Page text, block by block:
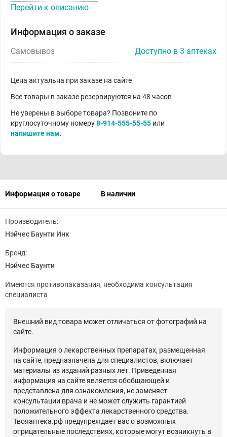
Перейти к описанию
Информация о заказе
Самовывоз Доступно в 3 аптеках
Цена актуальна при заказе на сайте
Все товары в заказе резервируются на 48 часов
Не уверены в выборе товара? Позвоните по
круглосуточному номеру8-914-555-55-55 или
напишите нам.
Информация о товаре В наличии
Производитель:
Нэйчес Баунти Инк
Бренд:
Нэйчес Баунти
Имеются противопаказания, необходима консультация
специалиста
Внешний вид товара может отличаться от фотографий на
сайте.
Информация о лекарственных препаратах, размещенная
на сайте, предназначена для специалистов, включает
материалы из изданий разных лет. Приведенная
информация на сайте является обобщающей и
представлена для ознакомления, не заменяет
консультации врача и не может служить гарантией
положительного эффекта лекарственного средства.
Твояаптека.рф предупреждает вас о возможных
отрицательные последствиях, которые могут возникнуть в